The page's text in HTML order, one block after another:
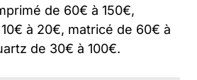
de 60€ à 150€,
à 20€, matricé de 60€ à
de 30€ à 100€.